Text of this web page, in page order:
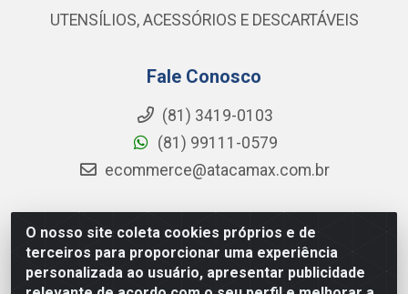
O nosso site coleta cookies próprios e de
terceiros para proporcionar uma experiência
personalizada ao usuário, apresentar publicidade
UTENSÍLIOS, ACESSÓRIOS E DESCARTÁVEIS
Fale Conosco
(81) 3419-0103
(81) 99111-0579
ecommerce@atacamax.com.br
Atacamax Importadora de Alimentos LTDA - RODOVIA BR-
101 - SUL, KM 79,60 GP E GALPAO:D - Muribeca, Jaboatão dos
Guararapes - PE, 54355-010 - CNPJ 08.305.623/0001-84